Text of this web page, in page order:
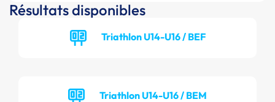
Résultats disponibles
Triathlon U14-U16 / BEF
Triathlon U14-U16 / BEM